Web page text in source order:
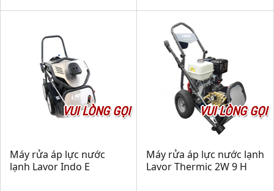
VUI LÒNG GỌI
Máy rửa áp lực nước
lạnh Lavor Indo E
VUI LÒNG GỌI
Máy rửa áp lực nước lạnh
Lavor Thermic 2W 9 H